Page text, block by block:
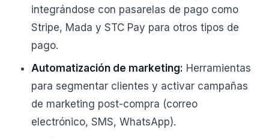
integrándose con pasarelas de pago como
Stripe, Mada y STC Pay para otros tipos de
pago.
Automatización de marketing: Herramientas
para segmentar clientes y activar campañas
de marketing post-compra (correo
electrónico, SMS, WhatsApp).